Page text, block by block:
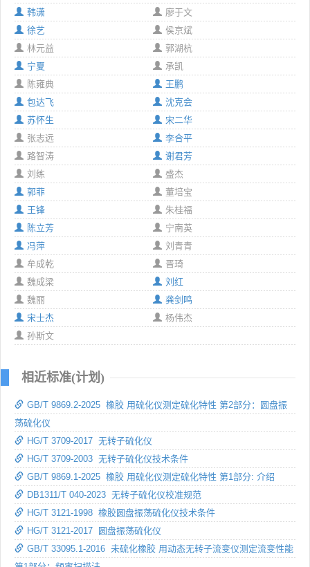
韩潇
廖于文
徐艺
侯京斌
林元益
郭湖杭
宁夏
承凯
陈雍典
王鹏
包达飞
沈克会
苏怀生
宋二华
张志远
李合平
路智涛
谢君芳
刘练
盛杰
郭菲
董培宝
王锋
朱桂福
陈立芳
宁南英
冯萍
刘青青
牟成乾
晋琦
魏成梁
刘红
魏丽
龚剑鸣
宋士杰
杨伟杰
孙斯文
相近标准(计划)
GB/T 9869.2-2025 橡胶 用硫化仪测定硫化特性 第2部分：圆盘振
荡硫化仪
HG/T 3709-2017 无转子硫化仪
HG/T 3709-2003 无转子硫化仪技术条件
GB/T 9869.1-2025 橡胶 用硫化仪测定硫化特性 第1部分: 介绍
DB1311/T 040-2023 无转子硫化仪校准规范
HG/T 3121-1998 橡胶圆盘振荡硫化仪技术条件
HG/T 3121-2017 圆盘振荡硫化仪
GB/T 33095.1-2016 未硫化橡胶 用动态无转子流变仪测定流变性能